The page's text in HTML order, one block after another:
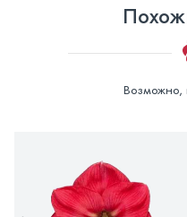
Возможно,